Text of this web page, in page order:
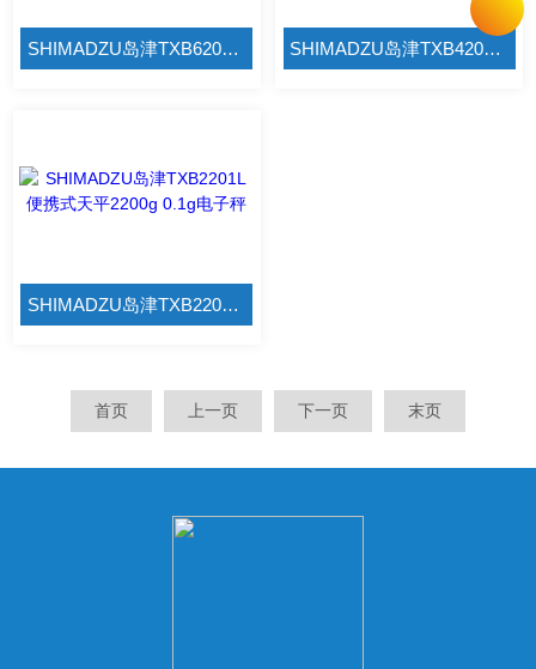
SHIMADZU岛津TXB6201L便携式天平6200g 0.1g电子秤 SHIMADZU岛津TXB4201L便携式天平4200g 0.1g电子秤
SHIMADZU岛津TXB2201L便携式天平2200g 0.1g电子秤
首页 上一页 下一页 末页